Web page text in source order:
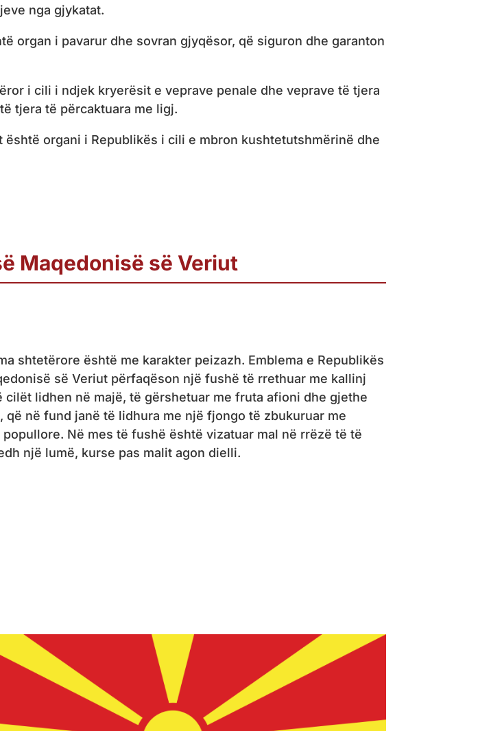
nga gjykatat.
organ i pavarur dhe sovran gjyqësor, që siguron dhe garanton
i cili i ndjek kryerësit e veprave penale dhe veprave të tjera
tjera të përcaktuara me ligj.
organi i Republikës i cili e mbron kushtetutshmërinë dhe
Maqedonisë së Veriut
shtetërore është me karakter peizazh. Emblema e Republikës
së Veriut përfaqëson një fushë të rrethuar me kallinj
cilët lidhen në majë, të gërshetuar me fruta afioni dhe gjethe
që në fund janë të lidhura me një fjongo të zbukuruar me
popullore. Në mes të fushë është vizatuar mal në rrëzë të të
një lumë, kurse pas malit agon dielli.